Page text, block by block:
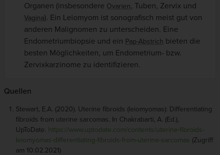
Organen (insbesondere Ovarien, Tuben, Zervix und
Vagina). Ein Leiomyom ist sonografisch meist gut von
anderen Malignomen zu unterscheiden. Eine
Endometriumbiopsie und ein Pap-Abstrich bieten die
besten Möglichkeiten, um Endometrium- bzw.
Zervixkarzinome zu identifizieren.
Quellen
Stewart, E.A. (2020). Uterine fibroids (leiomyomas): Differentiating
fibroids from uterine sarcomas. In Chakrabarti, A. (Ed.),
UpToDate. https://www.uptodate.com/contents/uterine-fibroids-
leiomyomas-differentiating-fibroids-from-uterine-sarcomas (Zugriff
am 10.02.2021)